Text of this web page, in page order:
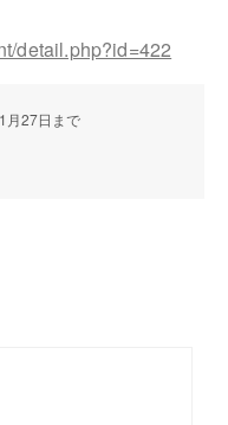
detail.php?id=422
月27日まで